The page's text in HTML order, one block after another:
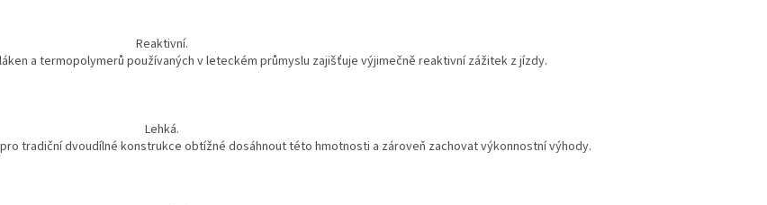
Reaktivní.
a termopolymerů používaných v leteckém průmyslu zajišťuje výjimečně reaktivní zážitek z jízdy.
Lehká.
tradiční dvoudílné konstrukce obtížné dosáhnout této hmotnosti a zároveň zachovat výkonnostní výhody.